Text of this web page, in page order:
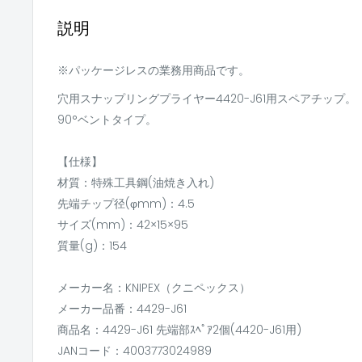
説明
※パッケージレスの業務用商品です。
穴用スナップリングプライヤー4420-J61用スペアチップ。
90°ベントタイプ。
【仕様】
材質：特殊工具鋼(油焼き入れ)
先端チップ径(φmm)：4.5
サイズ(mm)：42×15×95
質量(g)：154
メーカー名：KNIPEX（クニペックス）
メーカー品番：4429-J61
商品名：4429-J61 先端部ｽﾍﾟｱ2個(4420-J61用)
JANコード：4003773024989